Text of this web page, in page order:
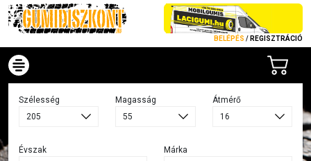
BELÉPÉS / REGISZTRÁCIÓ
Szélesség Magasság Átmérő
Évszak
Márka